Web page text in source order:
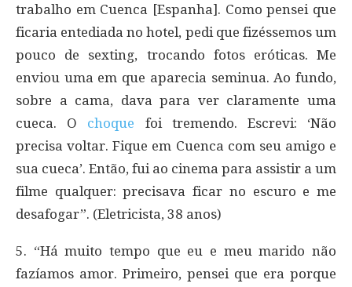
trabalho em Cuenca [Espanha]. Como pensei que
ficaria entediada no hotel, pedi que fizéssemos um
pouco de sexting, trocando fotos eróticas. Me
enviou uma em que aparecia seminua. Ao fundo,
sobre a cama, dava para ver claramente uma
cueca. O choque foi tremendo. Escrevi: ‘Não
precisa voltar. Fique em Cuenca com seu amigo e
sua cueca’. Então, fui ao cinema para assistir a um
filme qualquer: precisava ficar no escuro e me
desafogar”. (Eletricista, 38 anos)
5. “Há muito tempo que eu e meu marido não
fazíamos amor. Primeiro, pensei que era porque